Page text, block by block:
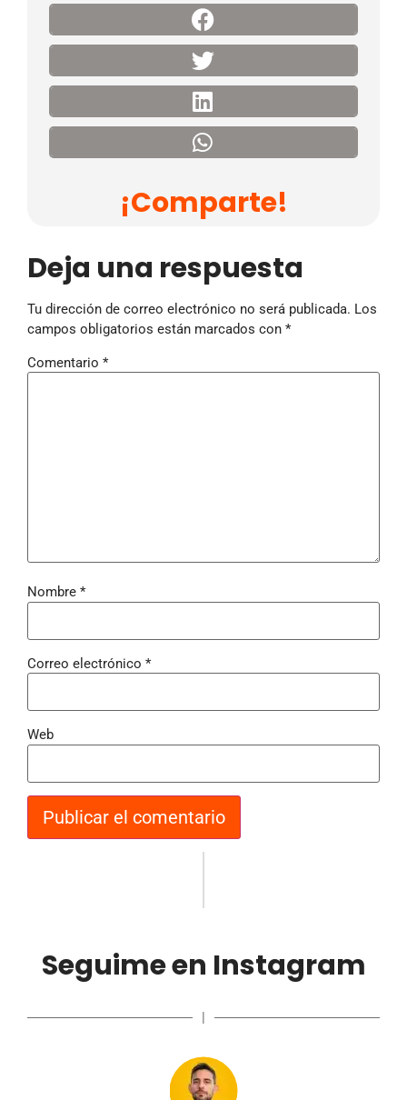
¡Comparte!
Deja una respuesta
Tu dirección de correo electrónico no será publicada. Los
campos obligatorios están marcados con *
Comentario *
Nombre *
Correo electrónico *
Web
Seguime en Instagram